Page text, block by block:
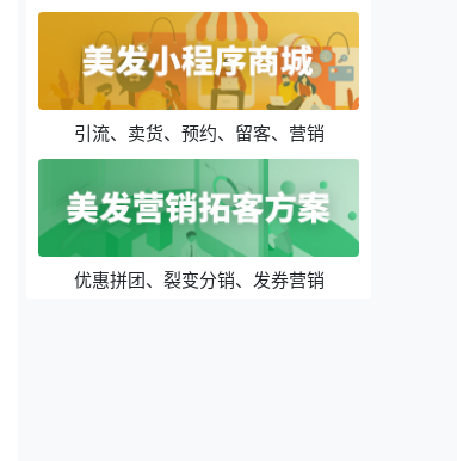
引流、卖货、预约、留客、营销
优惠拼团、裂变分销、发券营销